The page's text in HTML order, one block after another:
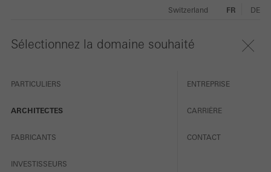
Sélectionnez la domaine souhaité
PARTICULIERS
ARCHITECTES
FABRICANTS
INVESTISSEURS
ENTREPRISE
CARRIÈRE
CONTACT
Switzerland FR DE